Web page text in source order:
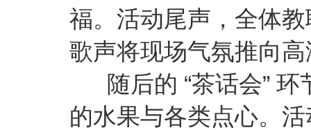
福。活动尾声，全体
歌声将现场气氛推向
随后的 “茶话会” 环
的水果与各类点心。